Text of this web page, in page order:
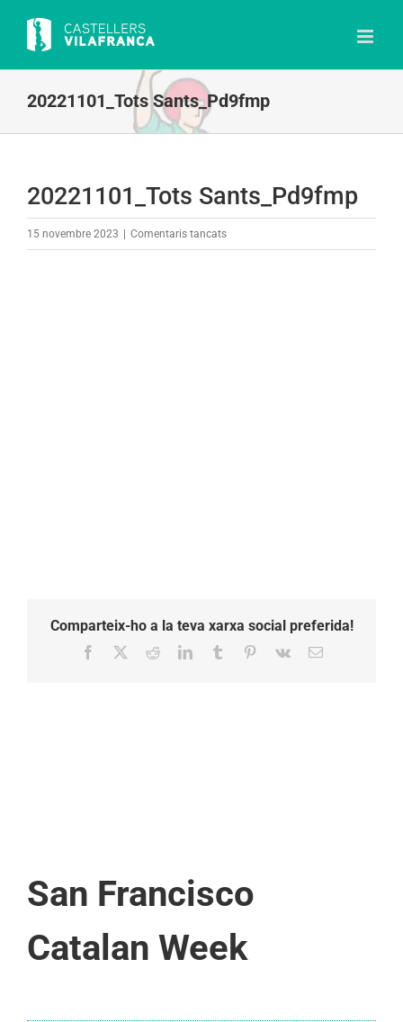
content
20221101_Tots Sants_Pd9fmp
20221101_Tots Sants_Pd9fmp
15 novembre 2023 Comentaris tancatsa
Comparteix-ho a la teva xarxa social preferida!
Facebook RedditLinkedInTumblr Pinterest
Vk Email:
San Francisco
Catalan Week